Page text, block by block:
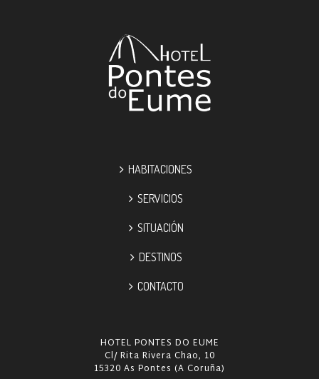
HABITACIONES
SERVICIOS
SITUACIÓN
DESTINOS
CONTACTO
HOTEL PONTES DO EUME
Cl/ Rita Rivera Chao, 10
15320 As Pontes (A Coruña)